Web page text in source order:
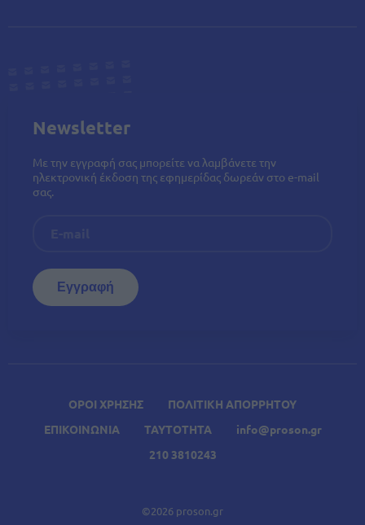
ΟΡΟΙ ΧΡΗΣΗΣ
ΠΟΛΙΤΙΚΗ ΑΠΟΡΡΗΤΟΥ
ΕΠΙΚΟΙΝΩΝΙΑ
ΤΑΥΤΟΤΗΤΑ
info@proson.gr
210 3810243
©2026 proson.gr
Newsletter
Με την εγγραφή σας μπορείτε να λαμβάνετε την
ηλεκτρονική έκδοση της εφημερίδας δωρεάν στο e-mail
σας.